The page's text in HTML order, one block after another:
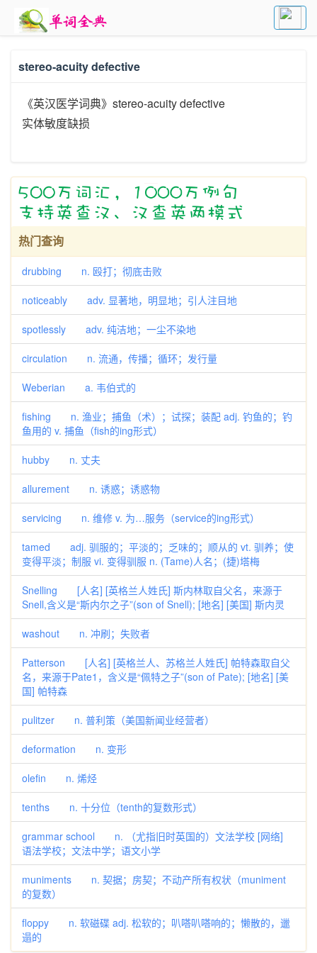
stereo-acuity defective
《英汉医学词典》stereo-acuity defective
实体敏度缺损
热门查询
drubbing n. 殴打；彻底击败
noticeably adv. 显著地，明显地；引人注目地
spotlessly adv. 纯洁地；一尘不染地
circulation n. 流通，传播；循环；发行量
Weberian a. 韦伯式的
fishing n. 渔业；捕鱼（术）；试探；装配 adj. 钓鱼的；钓
鱼用的 v. 捕鱼（fish的ing形式）
hubby n. 丈夫
allurement n. 诱惑；诱惑物
servicing n. 维修 v. 为…服务（service的ing形式）
tamed adj. 驯服的；平淡的；乏味的；顺从的 vt. 驯养；使
变得平淡；制服 vi. 变得驯服 n. (Tame)人名；(捷)塔梅
Snelling [人名] [英格兰人姓氏] 斯内林取自父名，来源于
Snell,含义是“斯内尔之子”(son of Snell); [地名] [美国] 斯内灵
washout n. 冲刷；失败者
Patterson [人名] [英格兰人、苏格兰人姓氏] 帕特森取自父
名，来源于Pate1，含义是“佩特之子”(son of Pate); [地名] [美
国] 帕特森
pulitzer n. 普利策（美国新闻业经营者）
deformation n. 变形
olefin n. 烯烃
tenths n. 十分位（tenth的复数形式）
grammar school n. （尤指旧时英国的）文法学校 [网络]
语法学校；文法中学；语文小学
muniments n. 契据；房契；不动产所有权状（muniment
的复数）
floppy n. 软磁碟 adj. 松软的；叭嗒叭嗒响的；懒散的，邋
遢的